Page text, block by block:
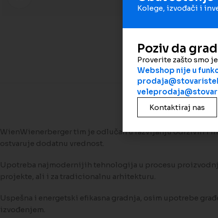
WienWienerberger tim je odlučan u razvijanju održivih i
ostvaruje dodatnu vrednost.
Upotreba najmodernijih tehnologija u procesu
projekte, ali i za tradicionalnu arhitekturu.
Uspešna i energetski efikasna gradnja, osim upotrebe
izvođenjem.
Kolege, izvođači i
Poziv da
Proverite zašto smo
Webshop nije u
Kontaktiraj nas